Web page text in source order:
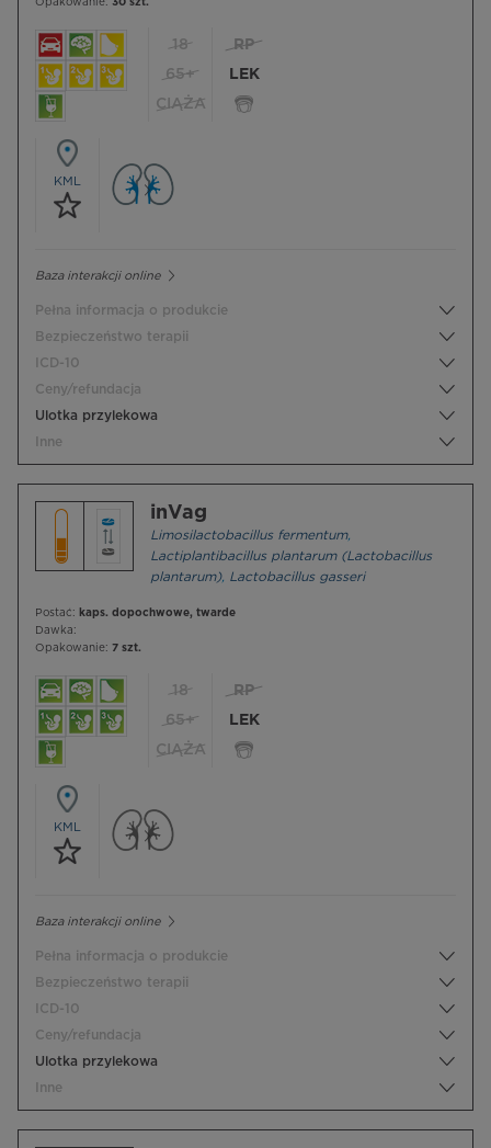
Opakowanie: 30 szt.
18
65+
CIĄŻA
RP
LEK
KML
Baza interakcji online
Pełna informacja o produkcie
Bezpieczeństwo terapii
ICD-10
Ceny/refundacja
Ulotka przylekowa
Inne
inVag
Limosilactobacillus fermentum,
Lactiplantibacillus plantarum (Lactobacillus
plantarum), Lactobacillus gasseri
Postać: kaps. dopochwowe, twarde
Dawka:
Opakowanie: 7 szt.
18
65+
CIĄŻA
RP
LEK
KML
Baza interakcji online
Pełna informacja o produkcie
Bezpieczeństwo terapii
ICD-10
Ceny/refundacja
Ulotka przylekowa
Inne